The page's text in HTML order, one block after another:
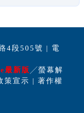
4段505號 | 電
最新版 ╱螢幕解
策宣示 | 著作權